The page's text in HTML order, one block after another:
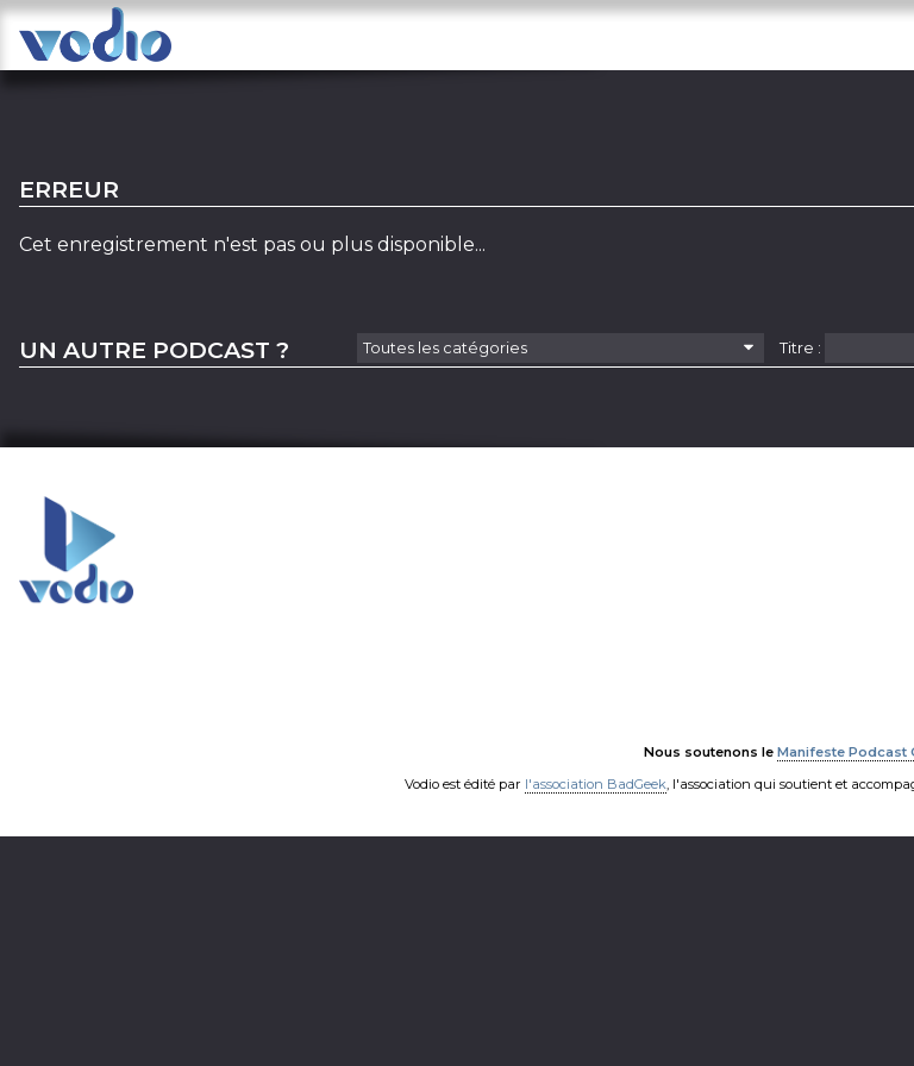
ERREUR
Cet enregistrement n'est pas ou plus disponible...
UN AUTRE PODCAST ? Titre :
Nous soutenons le Manifeste Podcast
Vodio est édité par l'association BadGeek, l'association qui soutient et